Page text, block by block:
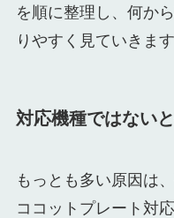
を順に整理し、何か
りやすく見ていきます
対応機種ではない
もっとも多い原因は
ココットプレート対